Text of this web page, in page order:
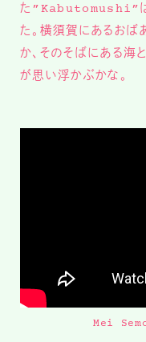
た”Kabutomushi”は
た。横須賀にあるおば
か、そのそばにある海
が思い浮かぶかな。
Mei